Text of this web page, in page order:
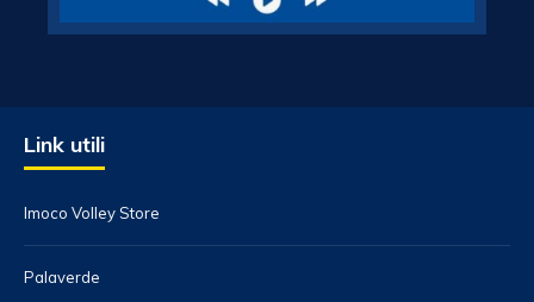
Link utili
Imoco Volley Store
Palaverde